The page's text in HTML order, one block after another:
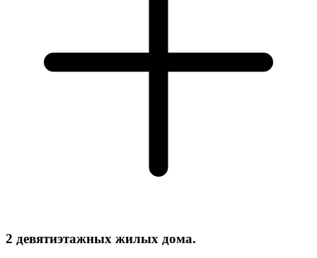
2 девятиэтажных жилых дома.